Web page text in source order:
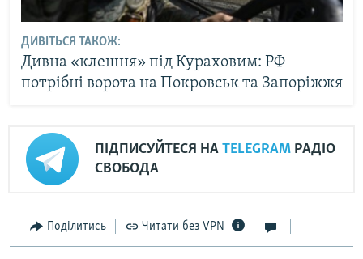
ДИВІТЬСЯ ТАКОЖ:
Дивна «клешня» під Кураховим: РФ
потрібні ворота на Покровськ та Запоріжжя
ПІДПИСУЙТЕСЯ НА TELEGRAM РАДІО
СВОБОДА
Поділитись Читати без VPN